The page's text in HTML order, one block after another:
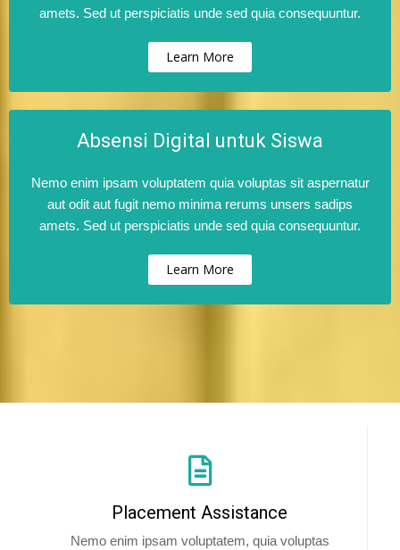
amets. Sed ut perspiciatis unde sed quia consequuntur.
Learn More
Absensi Digital untuk Siswa
Nemo enim ipsam voluptatem quia voluptas sit aspernatur
aut odit aut fugit nemo minima rerums unsers sadips
amets. Sed ut perspiciatis unde sed quia consequuntur.
Learn More
Placement Assistance
Nemo enim ipsam voluptatem, quia voluptas